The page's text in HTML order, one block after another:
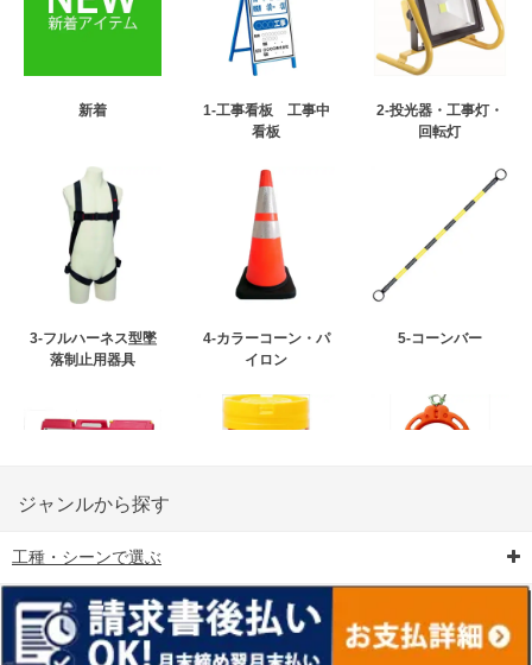
新着
1-工事看板 工事中
看板
2-投光器・工事灯・
回転灯
3-フルハーネス型墜
落制止用器具
4-カラーコーン・パ
イロン
5-コーンバー
6-矢印板/LED矢印板
ンス
ジャンルから探す
工種・シーンで選ぶ